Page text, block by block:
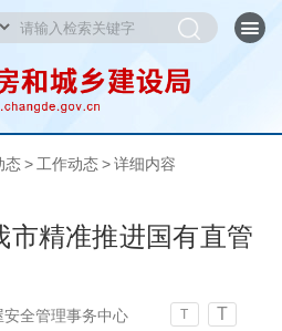
态 > 工作动态 > 详细内容
市精准推进国有直管
安全管理事务中心 T T